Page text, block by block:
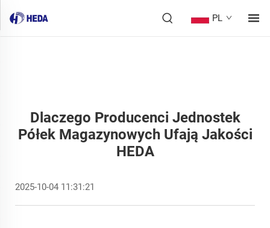
PL
Dlaczego Producenci Jednostek
Półek Magazynowych Ufają Jakości
HEDA
2025-10-04 11:31:21